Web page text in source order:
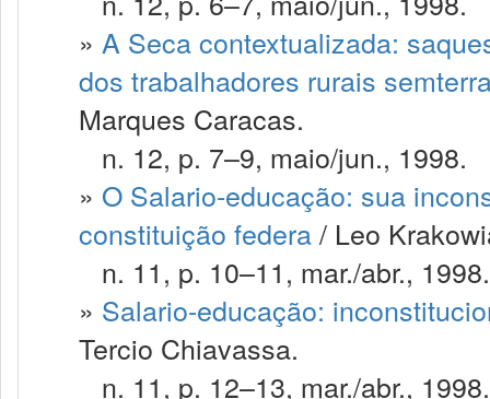
» A Seca contextualizada:
dos trabalhadores rurais
Marques Caracas.
n. 12, p. 7–9, maio/jun., 1998.
» O Salario-educação: sua
constituição federa/ Leo
n. 11, p. 10–11, mar./abr., 1998.
» Salario-educação:
Tercio Chiavassa.
n. 11, p. 12–13, mar./abr., 1998.